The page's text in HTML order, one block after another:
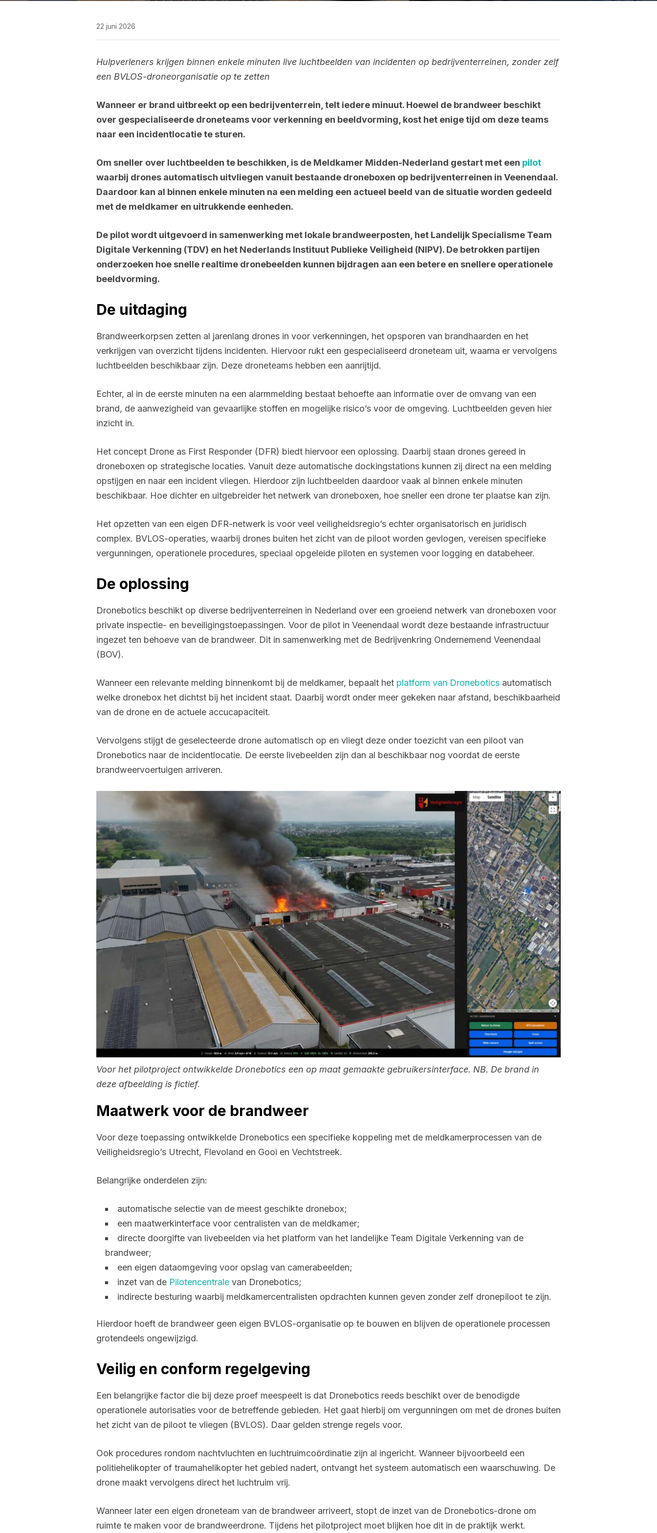
22 juni 2026
Hulpverleners krijgen binnen enkele minuten live luchtbeelden van incidenten op bedrijventerreinen, zonder zelf
een BVLOS-droneorganisatie op te zetten
Wanneer er brand uitbreekt op een bedrijventerrein, telt iedere minuut. Hoewel de brandweer beschikt
over gespecialiseerde droneteams voor verkenning en beeldvorming, kost het enige tijd om deze teams
naar een incidentlocatie te sturen.
Om sneller over luchtbeelden te beschikken, is de Meldkamer Midden-Nederland gestart met een pilot
waarbij drones automatisch uitvliegen vanuit bestaande droneboxen op bedrijventerreinen in Veenendaal.
Daardoor kan al binnen enkele minuten na een melding een actueel beeld van de situatie worden gedeeld
met de meldkamer en uitrukkende eenheden.
De pilot wordt uitgevoerd in samenwerking met lokale brandweerposten, het Landelijk Specialisme Team
Digitale Verkenning (TDV) en het Nederlands Instituut Publieke Veiligheid (NIPV). De betrokken partijen
onderzoeken hoe snelle realtime dronebeelden kunnen bijdragen aan een betere en snellere operationele
beeldvorming.
De uitdaging
Brandweerkorpsen zetten al jarenlang drones in voor verkenningen, het opsporen van brandhaarden en het
verkrijgen van overzicht tijdens incidenten. Hiervoor rukt een gespecialiseerd droneteam uit, waarna er vervolgens
luchtbeelden beschikbaar zijn. Deze droneteams hebben een aanrijtijd.
Echter, al in de eerste minuten na een alarmmelding bestaat behoefte aan informatie over de omvang van een
brand, de aanwezigheid van gevaarlijke stoffen en mogelijke risico’s voor de omgeving. Luchtbeelden geven hier
inzicht in.
Het concept Drone as First Responder (DFR) biedt hiervoor een oplossing. Daarbij staan drones gereed in
droneboxen op strategische locaties. Vanuit deze automatische dockingstations kunnen zij direct na een melding
opstijgen en naar een incident vliegen. Hierdoor zijn luchtbeelden daardoor vaak al binnen enkele minuten
beschikbaar. Hoe dichter en uitgebreider het netwerk van droneboxen, hoe sneller een drone ter plaatse kan zijn.
Het opzetten van een eigen DFR-netwerk is voor veel veiligheidsregio’s echter organisatorisch en juridisch
complex. BVLOS-operaties, waarbij drones buiten het zicht van de piloot worden gevlogen, vereisen specifieke
vergunningen, operationele procedures, speciaal opgeleide piloten en systemen voor logging en databeheer.
De oplossing
Dronebotics beschikt op diverse bedrijventerreinen in Nederland over een groeiend netwerk van droneboxen voor
private inspectie- en beveiligingstoepassingen. Voor de pilot in Veenendaal wordt deze bestaande infrastructuur
ingezet ten behoeve van de brandweer. Dit in samenwerking met de Bedrijvenkring Ondernemend Veenendaal
(BOV).
Wanneer een relevante melding binnenkomt bij de meldkamer, bepaalt het platform van Dronebotics automatisch
welke dronebox het dichtst bij het incident staat. Daarbij wordt onder meer gekeken naar afstand, beschikbaarheid
van de drone en de actuele accucapaciteit.
Vervolgens stijgt de geselecteerde drone automatisch op en vliegt deze onder toezicht van een piloot van
Dronebotics naar de incidentlocatie. De eerste livebeelden zijn dan al beschikbaar nog voordat de eerste
brandweervoertuigen arriveren.
Voor het pilotproject ontwikkelde Dronebotics een op maat gemaakte gebruikersinterface. NB. De brand in
deze afbeelding is fictief.
Maatwerk voor de brandweer
Voor deze toepassing ontwikkelde Dronebotics een specifieke koppeling met de meldkamerprocessen van de
Veiligheidsregio’s Utrecht, Flevoland en Gooi en Vechtstreek.
Belangrijke onderdelen zijn:
automatische selectie van de meest geschikte dronebox;
een maatwerkinterface voor centralisten van de meldkamer;
directe doorgifte van livebeelden via het platform van het landelijke Team Digitale Verkenning van de
brandweer;
een eigen dataomgeving voor opslag van camerabeelden;
inzet van de Pilotencentrale van Dronebotics;
indirecte besturing waarbij meldkamercentralisten opdrachten kunnen geven zonder zelf dronepiloot te zijn.
Hierdoor hoeft de brandweer geen eigen BVLOS-organisatie op te bouwen en blijven de operationele processen
grotendeels ongewijzigd.
Veilig en conform regelgeving
Een belangrijke factor die bij deze proef meespeelt is dat Dronebotics reeds beschikt over de benodigde
operationele autorisaties voor de betreffende gebieden. Het gaat hierbij om vergunningen om met de drones buiten
het zicht van de piloot te vliegen (BVLOS). Daar gelden strenge regels voor.
Ook procedures rondom nachtvluchten en luchtruimcoördinatie zijn al ingericht. Wanneer bijvoorbeeld een
politiehelikopter of traumahelikopter het gebied nadert, ontvangt het systeem automatisch een waarschuwing. De
drone maakt vervolgens direct het luchtruim vrij.
Wanneer later een eigen droneteam van de brandweer arriveert, stopt de inzet van de Dronebotics-drone om
ruimte te maken voor de brandweerdrone. Tijdens het pilotproject moet blijken hoe dit in de praktijk werkt.